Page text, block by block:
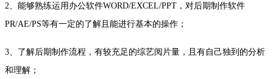
2、能够熟练运用办公软件WORD/EXCEL/PPT，对后期制作软件
PR/AE/PS等有一定的了解且能进行基本的操作；
3、了解后期制作流程，有较充足的综艺阅片量，且有自己独到的分析
和理解；